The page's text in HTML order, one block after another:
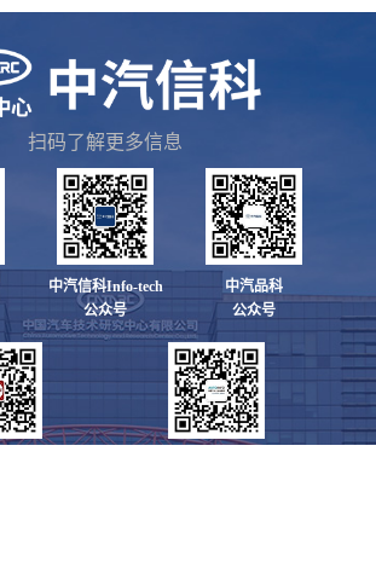
扫码了解更多信息
中汽信科Info-tech
公众号
中汽品科
公众号